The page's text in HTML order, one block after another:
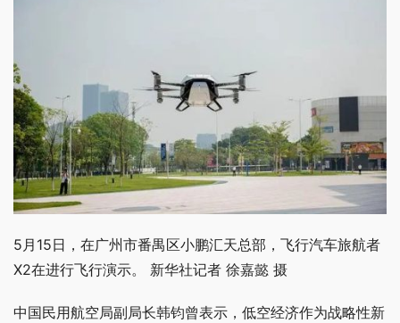
5月15日，在广州市番禺区小鹏汇天总部，飞行汽车旅航者
X2在进行飞行演示。 新华社记者 徐嘉懿 摄
中国民用航空局副局长韩钧曾表示，低空经济作为战略性新